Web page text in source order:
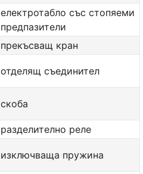
електротабло със стопяеми
предпазители
прекъсващ кран
отделящ съединител
скоба
разделително реле
изключваща пружина